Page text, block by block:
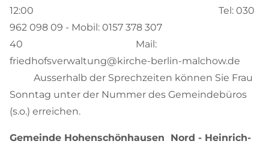
12:00 Tel: 030
962 098 09 - Mobil: 0157 378 307
40 Mail:
friedhofsverwaltung@kirche-berlin-malchow.de
Ausserhalb der Sprechzeiten können Sie Frau
Sonntag unter der Nummer des Gemeindebüros
(s.o.) erreichen.
Gemeinde Hohenschönhausen Nord - Heinrich-